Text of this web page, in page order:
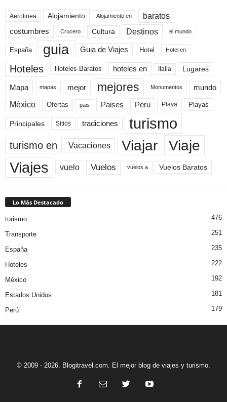
Aerolinea Alojamiento Alojamiento en baratos
costumbres Crucero Cultura Destinos el mundo
España guia Guia de Viajes Hotel Hotel en
Hoteles Hoteles Baratos hoteles en Italia Lugares
Mapa mapas mejor mejores Monumentos mundo
México Ofertas pais Paises Peru Playa Playas
Principales Sitios tradiciones turismo
turismo en Vacaciones Viajar Viaje
Viajes vuelo Vuelos vuelos a Vuelos Baratos
Lo Más Destacado
turismo 476
Transporte 251
España 235
Hoteles 222
México 192
Estados Unidos 181
Perú 179
© 2009 - 2026. Blogitravel.com. El mejor blog de viajes y turismo.